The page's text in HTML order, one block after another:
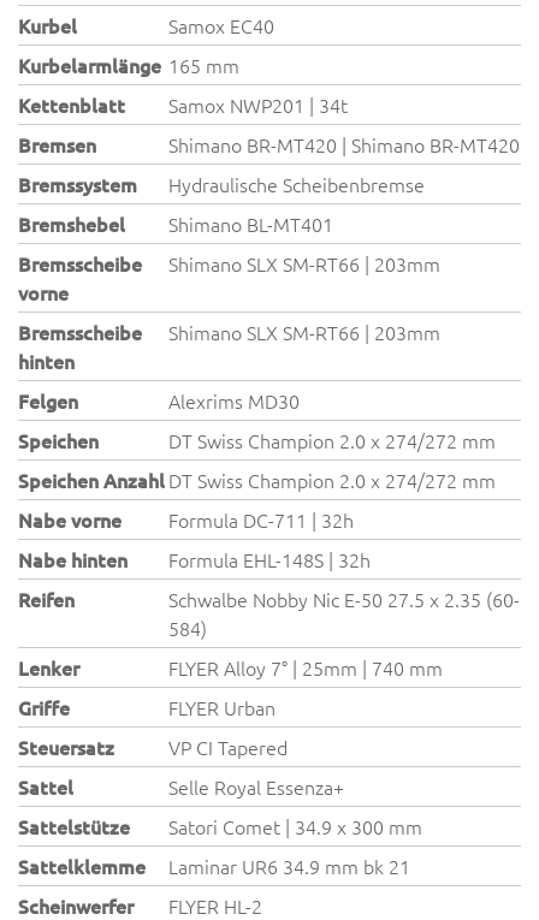
Kurbel
Samox EC40
Kurbelarmlänge 165 mm
Kettenblatt
Samox NWP201 | 34t
Bremsen
Shimano BR-MT420 | Shimano BR-MT420
Bremssystem
Hydraulische Scheibenbremse
Bremshebel
Shimano BL-MT401
Bremsscheibe
vorne
Shimano SLX SM-RT66 | 203mm
Bremsscheibe
hinten
Shimano SLX SM-RT66 | 203mm
Felgen
Alexrims MD30
Speichen
DT Swiss Champion 2.0 x 274/272 mm
Speichen AnzahlDT Swiss Champion 2.0 x 274/272 mm
Nabe vorne
Formula DC-711 | 32h
Nabe hinten
Formula EHL-148S | 32h
Reifen
Schwalbe Nobby Nic E-50 27.5 x 2.35 (60-
584)
Lenker
FLYER Alloy 7° | 25mm | 740 mm
Griffe
FLYER Urban
Steuersatz
VP CI Tapered
Sattel
Selle Royal Essenza+
Sattelstütze
Satori Comet | 34.9 x 300 mm
Sattelklemme
Laminar UR6 34.9 mm bk 21
Scheinwerfer
FLYER HL-2